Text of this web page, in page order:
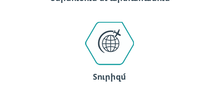
Տուրիզմ